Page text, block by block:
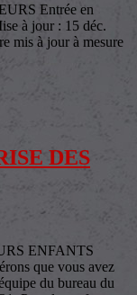
Entrée en
à jour : 15 déc.
mis à jour à mesure
DES
ENFANTS
que vous avez
du bureau du